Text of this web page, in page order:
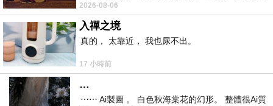
上一篇：玫友497
下一篇：玫友499
經在我的版留言…「好讚的圖^^感覺大家
2026-08-06
入禪之境
真的， 太靠近， 我也尿不出。
17 小時前
…
⋯⋯ Ai製圖 。 白色秋海棠花的幻形。 整體很Ai質